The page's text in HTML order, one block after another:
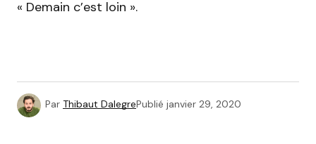
« Demain c’est loin ».
Par Thibaut DalegrePublié janvier 29, 2020